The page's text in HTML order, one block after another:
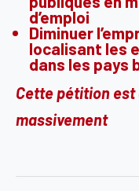
d’emploi
Diminuer
localisant les
dans les pays
Cette pétition
massivement